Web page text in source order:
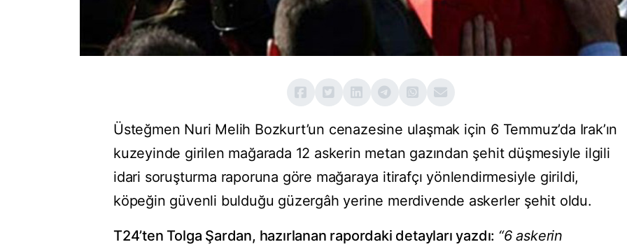
Üsteğmen Nuri Melih Bozkurt’un cenazesine ulaşmak için 6 Temmuz’da Irak’ın
kuzeyinde girilen mağarada 12 askerin metan gazından şehit düşmesiyle ilgili
idari soruşturma raporuna göre mağaraya itirafçı yönlendirmesiyle girildi,
köpeğin güvenli bulduğu güzergâh yerine merdivende askerler şehit oldu.
T24’ten Tolga Şardan, hazırlanan rapordaki detayları yazdı: “6 askerin